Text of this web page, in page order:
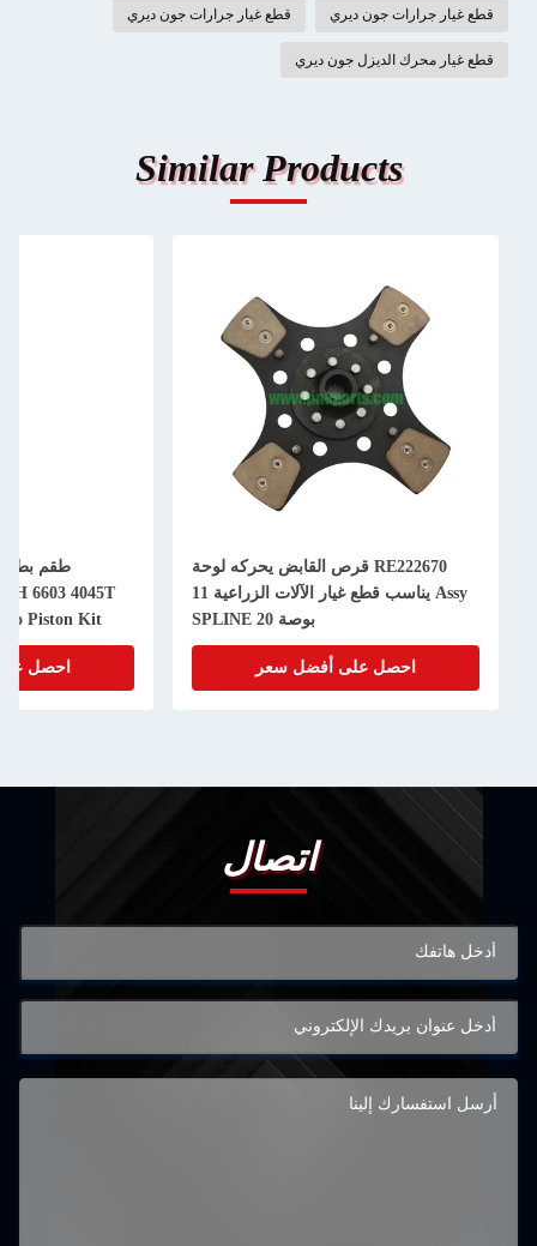
قطع غيار جرارات جون ديري قطع غيار جرارات جون ديري
قطع غيار محرك الديزل جون ديري
Similar Products
RE222670 قرص القابض يحركه لوحة
Assy يناسب قطع غيار الآلات الزراعية 11
بوصة 20 SPLINE
احصل على أفضل سعر
6603 4045T
Piston Kit
احصل
اتصال